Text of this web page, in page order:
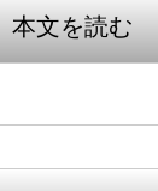
本文を読む